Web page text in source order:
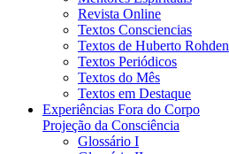
Revista Online
Textos Consciencias
Textos de Huberto Rohden
Textos Periódicos
Textos do Mês
Textos em Destaque
Experiências Fora do Corpo
Projeção da Consciência
Glossário I